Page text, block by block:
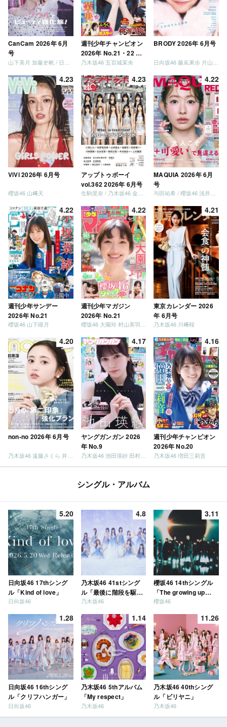
CanCam 2026年 6月
号
週刊少年チャンピオン
2026年 No.21・22 合
併号
乃木坂46 五百城茉央
BRODY 2026年 6月号
4.23
ViVi 2026年 6月号
櫻坂46 山﨑天
4.23
アップトゥボーイ
vol.362 2026年 6月号
生駒里奈 / 乃木坂46 金川紗耶 森平麗心
4.22
MAQUIA 2026年 6月
号
与田祐希 / 櫻坂46 浅井恋乃未
4.22
週刊少年サンデー
2026年 No.21
櫻坂46 山下瞳月
4.22
週刊少年マガジン
2026年 No.21
4.21
東京カレンダー 2026
年 6月号
乃木坂46 川﨑桜
4.20
non-no 2026年 6月号
4.17
ヤングガンガン 2026
年 No.9
乃木坂46 池田瑛紗 田村真佑
4.16
週刊少年チャンピオン
2026年 No.20
乃木坂46 増田三莉音
シングル・アルバム
5.20
日向坂46 17thシング
ル「Kind of love」
日向坂46
4.8
乃木坂46 41stシング
ル「最後に階段を駆け
上がったのはいつ
乃木坂46
3.11
櫻坂46 14thシングル
「The growing up
train」
櫻坂46
1.28
日向坂46 16thシング
ル「クリフハンガー」
日向坂46
1.14
乃木坂46 5thアルバム
「My respect」
乃木坂46
11.26
乃木坂46 40thシング
ル「ビリヤニ」
乃木坂46